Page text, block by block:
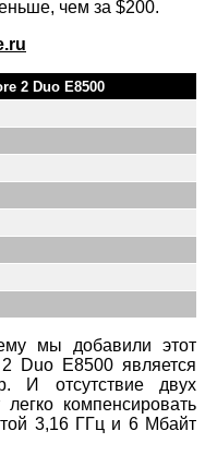
чем за $200.
2 Duo E8500
мы добавили этот
Duo E8500 является
И отсутствие двух
компенсировать
3,16 ГГц и 6 Мбайт